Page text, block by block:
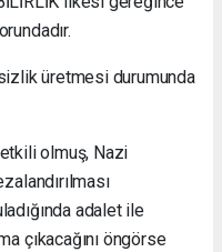
üretmesi durumunda
olmuş, Nazi
adalet ile
çıkacağını öngörse